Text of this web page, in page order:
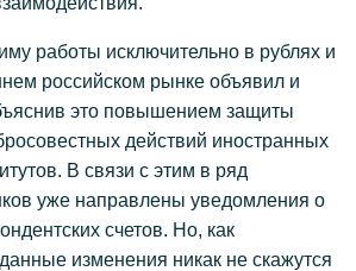
работы исключительно в рублях и
российском рынке объявил и
это повышением защиты
действий иностранных
В связи с этим в ряд
уже направлены уведомления о
счетов. Но, как
изменения никак не скажутся